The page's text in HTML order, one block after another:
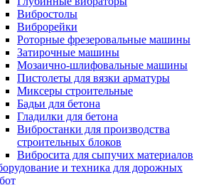
Вибростолы
Виброрейки
Роторные фрезеровальные машины
Затирочные машины
Мозаично-шлифовальные машины
Пистолеты для вязки арматуры
Миксеры строительные
Бадьи для бетона
Гладилки для бетона
Вибростанки для производства
строительных блоков
Вибросита для сыпучих материалов
и техника для дорожных